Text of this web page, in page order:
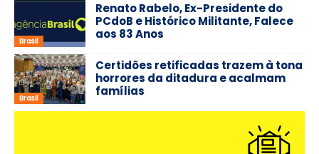
Brasil
Renato Rabelo, Ex-Presidente do
PCdoB e Histórico Militante, Falece
aos 83 Anos
Brasil
Certidões retificadas trazem à tona
horrores da ditadura e acalmam
famílias